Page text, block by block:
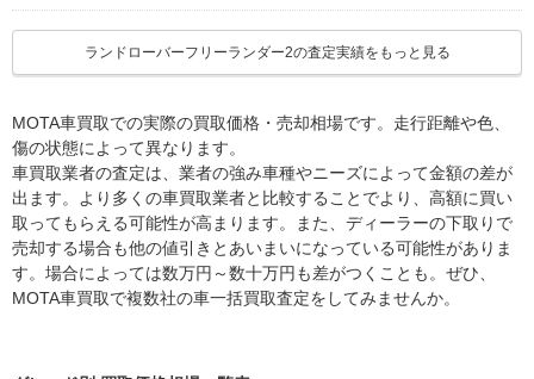
ランドローバーフリーランダー2の査定実績をもっと見る
MOTA車買取での実際の買取価格・売却相場です。走行距離や色、
傷の状態によって異なります。
車買取業者の査定は、業者の強み車種やニーズによって金額の差が
出ます。より多くの車買取業者と比較することでより、高額に買い
取ってもらえる可能性が高まります。また、ディーラーの下取りで
売却する場合も他の値引きとあいまいになっている可能性がありま
す。場合によっては数万円～数十万円も差がつくことも。ぜひ、
MOTA車買取で複数社の車一括買取査定をしてみませんか。